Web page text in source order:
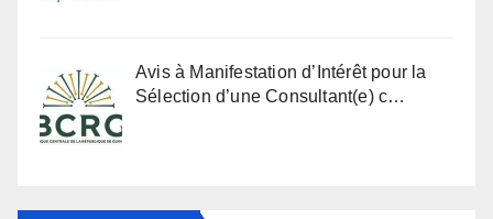
Avis à Manifestation d’Intérêt pour la
Sélection d’une Consultant(e) c…